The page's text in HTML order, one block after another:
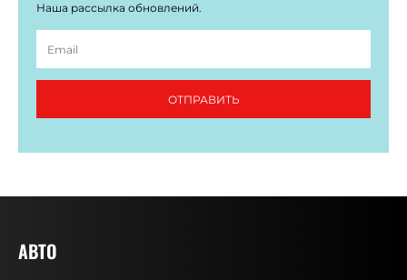
Наша рассылка обновлений.
ОТПРАВИТЬ
АВТО